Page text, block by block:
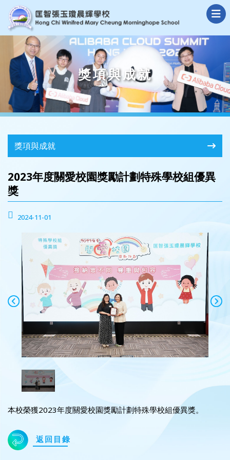
獎項與成就
獎項與成就
2023年度關愛校園獎勵計劃特殊學校組優異
獎
2024-11-01
本校榮獲2023年度關愛校園獎勵計劃特殊學校組優異獎。
返回目錄